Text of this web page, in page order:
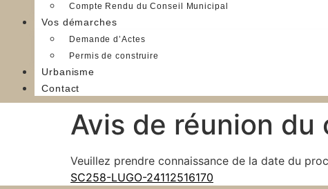
Compte Rendu du Conseil Municipal
Vos démarches
Demande d’Actes
Permis de construire
Urbanisme
Contact
Avis de réunion
Veuillez prendre connaissance de la date du
SC258-LUGO-24112516170